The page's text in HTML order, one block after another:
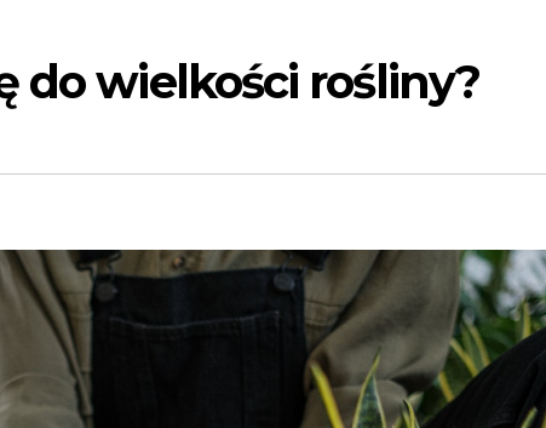
do wielkości rośliny?